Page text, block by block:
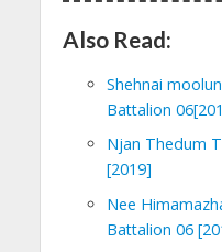
Also Read:
Shehnai
Battalion
Njan Thedum
[2019]
Nee
Battalion 06